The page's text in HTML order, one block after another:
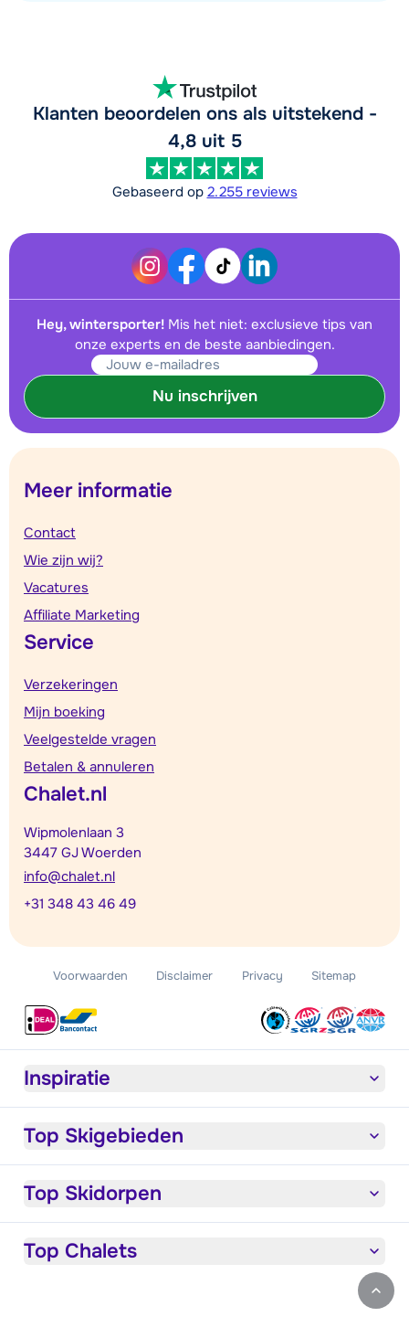
Klanten beoordelen ons als uitstekend -
4,8 uit 5
Gebaseerd op 2.255 reviews
Hey, wintersporter! Mis het niet: exclusieve tips van
onze experts en de beste aanbiedingen.
Nu inschrijven
Meer informatie
Contact
Wie zijn wij?
Vacatures
Affiliate Marketing
Service
Verzekeringen
Mijn boeking
Veelgestelde vragen
Betalen & annuleren
Chalet.nl
Wipmolenlaan 3
3447 GJ Woerden
info@chalet.nl
+31 348 43 46 49
Voorwaarden Disclaimer Privacy Sitemap
Inspiratie
Top Skigebieden
Top Skidorpen
Top Chalets